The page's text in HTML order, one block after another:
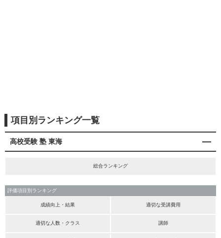
項目別ランキング一覧
高校受験 塾 東海
総合ランキング
評価項目別ランキング
成績向上・結果 適切な受講費用
適切な人数・クラス 講師